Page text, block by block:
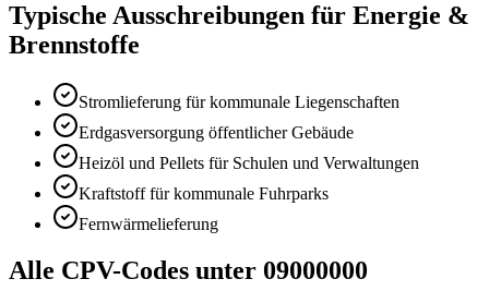
Typische Ausschreibungen für Energie &
Brennstoffe
Stromlieferung für kommunale Liegenschaften
Erdgasversorgung öffentlicher Gebäude
Heizöl und Pellets für Schulen und Verwaltungen
Kraftstoff für kommunale Fuhrparks
Fernwärmelieferung
Alle CPV-Codes unter 09000000